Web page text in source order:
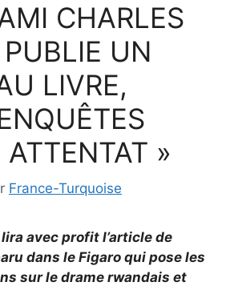
CHARLES
UN
LIVRE,
»
France-Turquoise
avec profit l’article de
dans le Figaro qui pose les
sur le drame rwandais et